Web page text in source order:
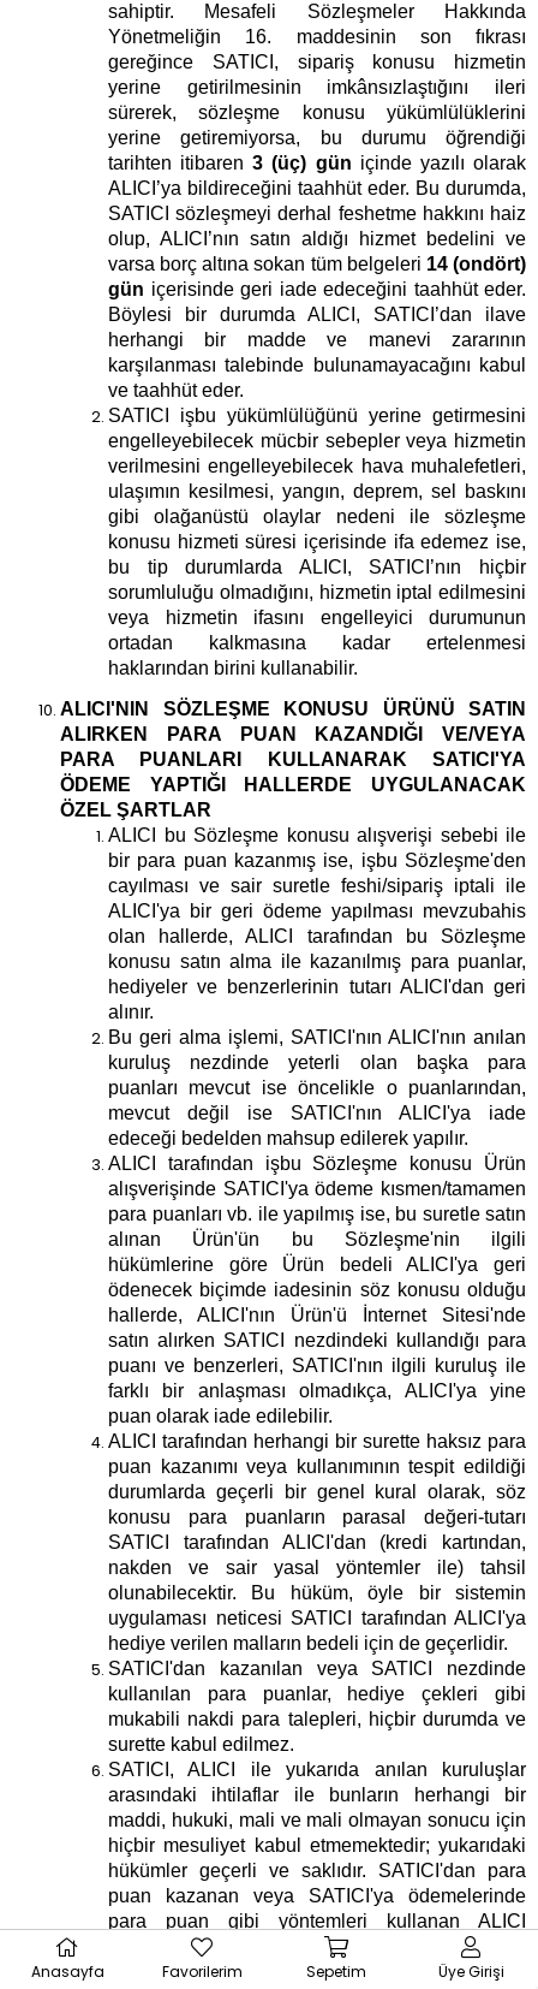
sahiptir. Mesafeli Sözleşmeler Hakkında
Yönetmeliğin 16. maddesinin son fıkrası
gereğince SATICI, sipariş konusu hizmetin
yerine getirilmesinin imkânsızlaştığını ileri
sürerek, sözleşme konusu yükümlülüklerini
yerine getiremiyorsa, bu durumu öğrendiği
tarihten itibaren3 (üç) gün içinde yazılı olarak
ALICI’ya bildireceğini taahhüt eder. Bu durumda,
SATICI sözleşmeyi derhal feshetme hakkını haiz
olup, ALICI’nın satın aldığı hizmet bedelini ve
varsa borç altına sokan tüm belgeleri 14 (ondört)
gün içerisinde geri iade edeceğini taahhüt eder.
Böylesi bir durumda ALICI, SATICI’dan ilave
herhangi bir madde ve manevi zararının
karşılanması talebinde bulunamayacağını kabul
ve taahhüt eder.
SATICI işbu yükümlülüğünü yerine getirmesini
engelleyebilecek mücbir sebepler veya hizmetin
verilmesini engelleyebilecek hava muhalefetleri,
ulaşımın kesilmesi, yangın, deprem, sel baskını
gibi olağanüstü olaylar nedeni ile sözleşme
konusu hizmeti süresi içerisinde ifa edemez ise,
bu tip durumlarda ALICI, SATICI’nın hiçbir
sorumluluğu olmadığını, hizmetin iptal edilmesini
veya hizmetin ifasını engelleyici durumunun
ortadan kalkmasına kadar ertelenmesi
haklarından birini kullanabilir.
ALICI'NIN SÖZLEŞME KONUSU ÜRÜNÜ SATIN
ALIRKEN PARA PUAN KAZANDIĞI VE/VEYA
PARA PUANLARI KULLANARAK SATICI'YA
ÖDEME YAPTIĞI HALLERDE UYGULANACAK
ÖZEL ŞARTLAR
ALICI bu Sözleşme konusu alışverişi sebebi ile
bir para puan kazanmış ise, işbu Sözleşme'den
cayılması ve sair suretle feshi/sipariş iptali ile
ALICI'ya bir geri ödeme yapılması mevzubahis
olan hallerde, ALICI tarafından bu Sözleşme
konusu satın alma ile kazanılmış para puanlar,
hediyeler ve benzerlerinin tutarı ALICI'dan geri
alınır.
Bu geri alma işlemi, SATICI'nın ALICI'nın anılan
kuruluş nezdinde yeterli olan başka para
puanları mevcut ise öncelikle o puanlarından,
mevcut değil ise SATICI'nın ALICI'ya iade
edeceği bedelden mahsup edilerek yapılır.
ALICI tarafından işbu Sözleşme konusu Ürün
alışverişinde SATICI'ya ödeme kısmen/tamamen
para puanları vb. ile yapılmış ise, bu suretle satın
alınan Ürün'ün bu Sözleşme'nin ilgili
hükümlerine göre Ürün bedeli ALICI'ya geri
ödenecek biçimde iadesinin söz konusu olduğu
hallerde, ALICI'nın Ürün'ü İnternet Sitesi'nde
satın alırken SATICI nezdindeki kullandığı para
puanı ve benzerleri, SATICI'nın ilgili kuruluş ile
farklı bir anlaşması olmadıkça, ALICI'ya yine
puan olarak iade edilebilir.
ALICI tarafından herhangi bir surette haksız para
puan kazanımı veya kullanımının tespit edildiği
durumlarda geçerli bir genel kural olarak, söz
konusu para puanların parasal değeri-tutarı
SATICI tarafından ALICI'dan (kredi kartından,
nakden ve sair yasal yöntemler ile) tahsil
olunabilecektir. Bu hüküm, öyle bir sistemin
uygulaması neticesi SATICI tarafından ALICI'ya
hediye verilen malların bedeli için de geçerlidir.
SATICI'dan kazanılan veya SATICI nezdinde
kullanılan para puanlar, hediye çekleri gibi
mukabili nakdi para talepleri, hiçbir durumda ve
surette kabul edilmez.
SATICI, ALICI ile yukarıda anılan kuruluşlar
arasındaki ihtilaflar ile bunların herhangi bir
maddi, hukuki, mali ve mali olmayan sonucu için
hiçbir mesuliyet kabul etmemektedir; yukarıdaki
hükümler geçerli ve saklıdır. SATICI'dan para
puan kazanan veya SATICI'ya ödemelerinde
para puan gibi yöntemleri kullanan ALICI
yukarıdaki özel şartları kabul etmiş olmaktadır.
Anasayfa Favorilerim Sepetim Üye Girişi